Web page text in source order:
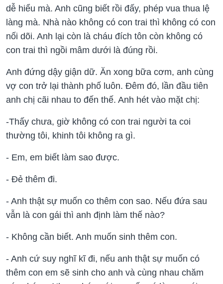
dễ hiểu mà. Anh cũng biết rồi đấy, phép vua thua lệ
làng mà. Nhà nào không có con trai thì không có con
nối dõi. Anh lại còn là cháu đích tôn còn không có
con trai thì ngồi mâm dưới là đúng rồi.
Anh đứng dậy giận dữ. Ăn xong bữa cơm, anh cùng
vợ con trở lại thành phố luôn. Đêm đó, lần đầu tiên
anh chị cãi nhau to đến thế. Anh hét vào mặt chị:
-Thấy chưa, giờ không có con trai người ta coi
thường tôi, khinh tôi không ra gì.
- Em, em biết làm sao được.
- Đẻ thêm đi.
- Anh thật sự muốn co thêm con sao. Nếu đứa sau
vẫn là con gái thì anh định làm thế nào?
- Không cần biết. Anh muốn sinh thêm con.
- Anh cứ suy nghĩ kĩ đi, nếu anh thật sự muốn có
thêm con em sẽ sinh cho anh và cùng nhau chăm